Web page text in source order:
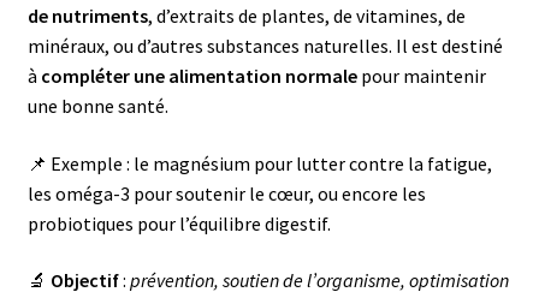
de nutriments, d’extraits de plantes, de vitamines, de
minéraux, ou d’autres substances naturelles. Il est destiné
à compléter une alimentation normalepour maintenir
une bonne santé.
📌 Exemple : le magnésium pour lutter contre la fatigue,
les oméga-3 pour soutenir le cœur, ou encore les
probiotiques pour l’équilibre digestif.
🔬 Objectif: prévention, soutien de l’organisme, optimisation